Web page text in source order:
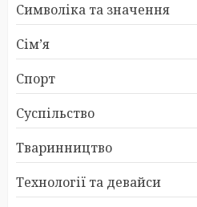
Символіка та значення
Сім’я
Спорт
Суспільство
Тваринництво
Технології та девайси